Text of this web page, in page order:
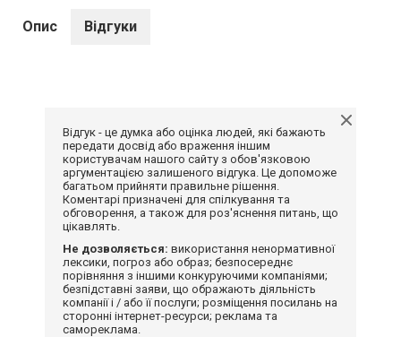
Опис Відгуки
Відгук - це думка або оцінка людей, які бажають
передати досвід або враження іншим
користувачам нашого сайту з обов'язковою
аргументацією залишеного відгука. Це допоможе
багатьом прийняти правильне рішення.
Коментарі призначені для спілкування та
обговорення, а також для роз'яснення питань, що
цікавлять.
Не дозволяється: використання ненормативної
лексики, погроз або образ; безпосереднє
порівняння з іншими конкуруючими компаніями;
безпідставні заяви, що ображають діяльність
компанії і / або її послуги; розміщення посилань на
сторонні інтернет-ресурси; реклама та
самореклама.